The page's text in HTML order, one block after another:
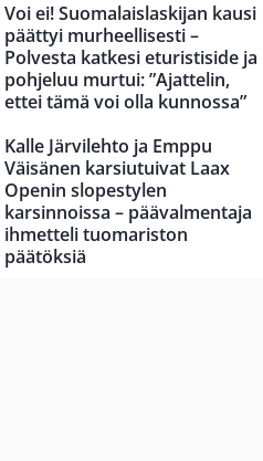
Voi ei! Suomalaislaskijan kausi
päättyi murheellisesti –
Polvesta katkesi eturistiside ja
pohjeluu murtui: ”Ajattelin,
ettei tämä voi olla kunnossa”
Kalle Järvilehto ja Emppu
Väisänen karsiutuivat Laax
Openin slopestylen
karsinnoissa – päävalmentaja
ihmetteli tuomariston
päätöksiä